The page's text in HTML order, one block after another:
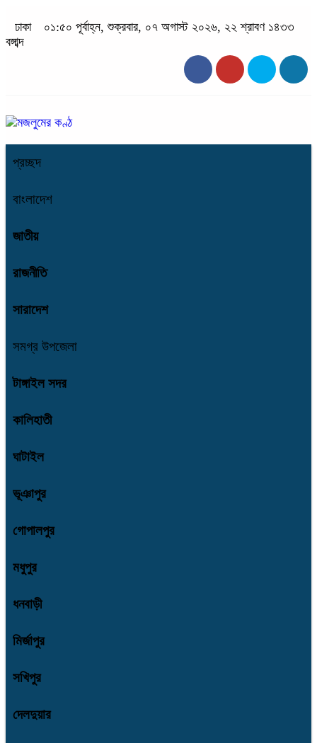
ঢাকা
০১:৫০ পূর্বাহ্ন, শুক্রবার, ০৭ অগাস্ট ২০২৬, ২২ শ্রাবণ ১৪৩৩
বঙ্গাব্দ
প্রচ্ছদ
বাংলাদেশ
জাতীয়
রাজনীতি
সারাদেশ
সমগ্র উপজেলা
টাঙ্গাইল সদর
কালিহাতী
ঘাটাইল
ভূঞাপুর
গোপালপুর
মধুপুর
ধনবাড়ী
মির্জাপুর
সখিপুর
দেলদুয়ার